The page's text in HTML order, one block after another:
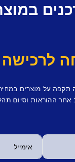
תקפה על מוצרים
ההוראות וסיום